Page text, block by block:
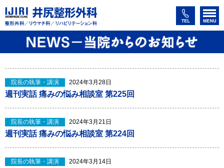
院長の執筆・講演 2024年3月28日
週刊実話 痛みの悩み相談室 第225回
院長の執筆・講演 2024年3月21日
週刊実話 痛みの悩み相談室 第224回
院長の執筆・講演 2024年3月14日